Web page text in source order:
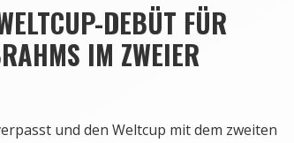
DEBÜT FÜR
IM ZWEIER
und den Weltcup mit dem zweiten